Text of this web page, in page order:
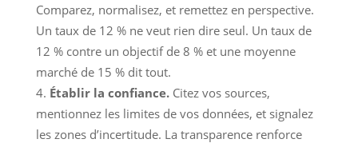
Comparez, normalisez, et remettez en perspective.
Un taux de 12 % ne veut rien dire seul. Un taux de
12 % contre un objectif de 8 % et une moyenne
marché de 15 % dit tout.
Établir la confiance.Citez vos sources,
mentionnez les limites de vos données, et signalez
les zones d’incertitude. La transparence renforce